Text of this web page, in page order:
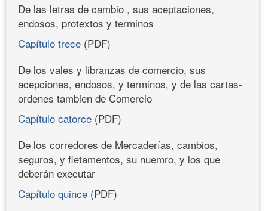
De las letras de cambio , sus aceptaciones,
endosos, protextos y terminos
Capítulo trece (PDF)
De los vales y libranzas de comercio, sus
acepciones, endosos, y terminos, y de las cartas-
ordenes tambien de Comercio
Capítulo catorce (PDF)
De los corredores de Mercaderías, cambios,
seguros, y fletamentos, su nuemro, y los que
deberán executar
Capítulo quince (PDF)